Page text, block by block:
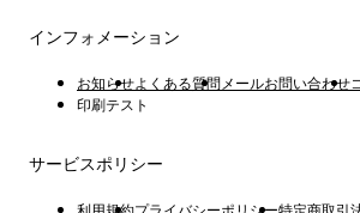
インフォメーション
お知らせよくある質問 メールお問い合わせ
印刷テスト
サービスポリシー